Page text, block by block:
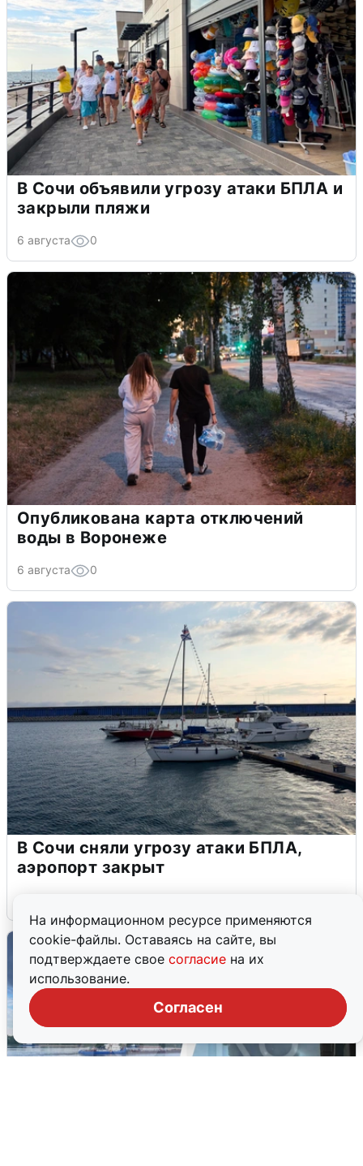
На информационном ресурсе применяются
cookie-файлы. Оставаясь на сайте, вы
подтверждаете свое согласие на их
использование.
Согласен
В Сочи объявили угрозу атаки БПЛА и
закрыли пляжи
6 августа 0
Опубликована карта отключений
воды в Воронеже
6 августа 0
В Сочи сняли угрозу атаки БПЛА,
аэропорт закрыт